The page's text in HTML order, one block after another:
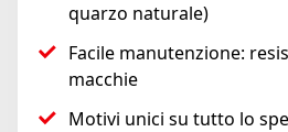
quarzo naturale)
Facile manutenzione:
macchie
Motivi unici su tutto lo